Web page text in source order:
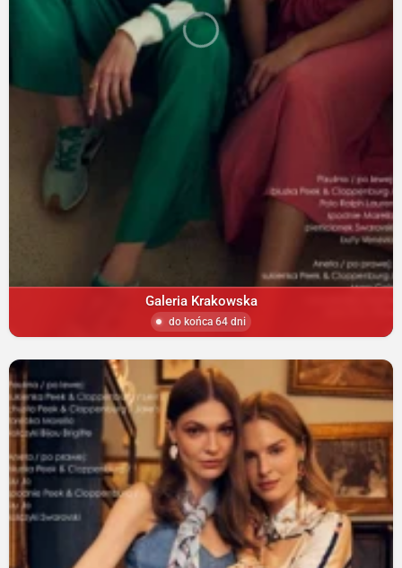
Galeria Krakowska
do końca 64 dni